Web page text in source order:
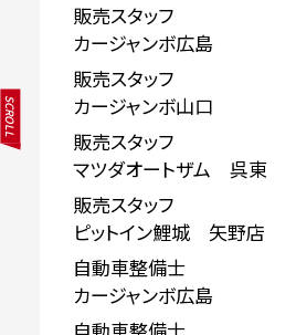
SCROLL
販売スタッフ
カージャンボ広島
販売スタッフ
カージャンボ山口
販売スタッフ
マツダオートザム 呉東
販売スタッフ
ピットイン鯉城 矢野店
自動車整備士
カージャンボ広島